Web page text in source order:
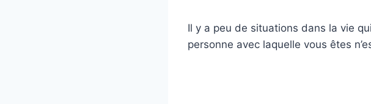
Il y a peu de situations dans la vie
personne avec laquelle vous êtes